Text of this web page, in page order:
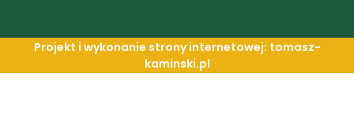
Projekt i wykonanie strony internetowej: tomasz-
kaminski.pl